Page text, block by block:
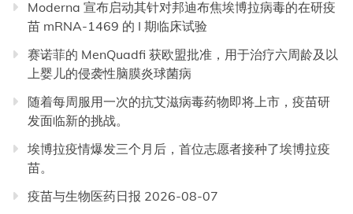
Moderna 宣布启动其针对邦迪布焦埃博拉病毒的在研疫
苗 mRNA-1469 的 I 期临床试验
赛诺菲的 MenQuadfi 获欧盟批准，用于治疗六周龄及以
上婴儿的侵袭性脑膜炎球菌病
随着每周服用一次的抗艾滋病毒药物即将上市，疫苗研
发面临新的挑战。
埃博拉疫情爆发三个月后，首位志愿者接种了埃博拉疫
苗。
疫苗与生物医药日报 2026-08-07